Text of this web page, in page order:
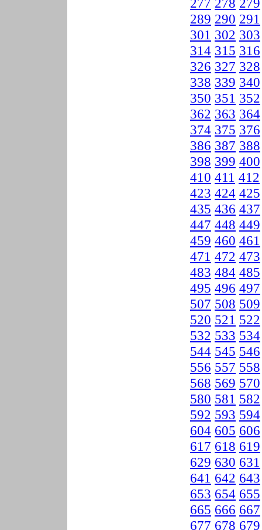
289 290 291
301 302 303
314 315 316
326 327 328
338 339 340
350 351 352
362 363 364
374 375 376
386 387 388
398 399 400
410 411 412
423 424 425
435 436 437
447 448 449
459 460 461
471 472 473
483 484 485
495 496 497
507 508 509
520 521 522
532 533 534
544 545 546
556 557 558
568 569 570
580 581 582
592 593 594
604 605 606
617 618 619
629 630 631
641 642 643
653 654 655
665 666 667
677 678 679